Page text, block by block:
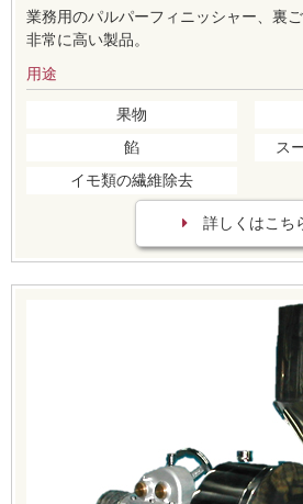
業務用のパルパーフィニッシャー、裏
非常に高い製品。
用途
果物
餡
ス
イモ類の繊維除去
詳しくはこち